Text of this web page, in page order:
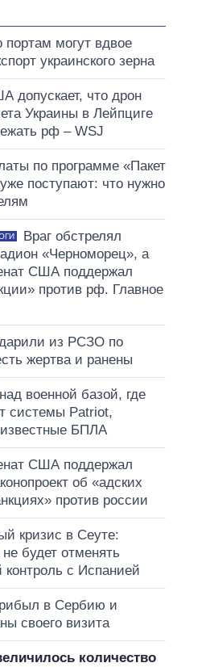
могут вдвое
украинского зерна
допускает, что дрон
Украины в Лейпциге
рф – WSJ
по программе «Пакет
поступают: что нужно
Враг обстрелял
«Черноморец», а
США поддержал
против рф. Главное
из РСЗО по
жертва и ранены
военной базой, где
системы Patriot,
БПЛА
США поддержал
об «адских
против россии
кризис в Сеуте:
будет отменять
контроль с Испанией
в Сербию и
своего визита
количество